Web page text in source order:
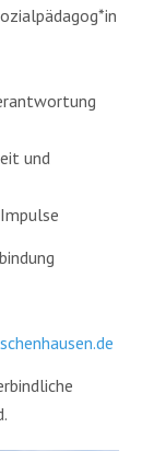
und